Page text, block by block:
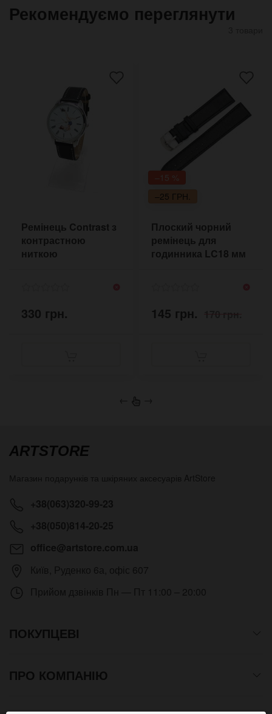
Рекомендуємо переглянути
Ремінець Contrast з
контрастною
ниткою
330 грн.
–15 %
–25 ГРН.
Плоский чорний
ремінець для
годинника LC18 мм
145 грн.
← →
ARTSTORE
ПОКУПЦЕВІ
ПРО КОМПАНІЮ